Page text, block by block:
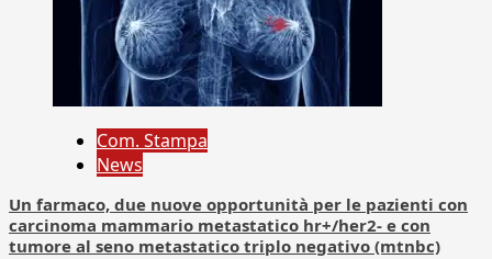
Com. Stampa
News
Un farmaco, due nuove opportunità per le pazienti con
carcinoma mammario metastatico hr+/her2- e con
tumore al seno metastatico triplo negativo (mtnbc)